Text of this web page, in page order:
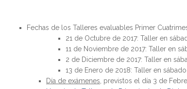
Fechas de los Talleres evaluables Primer
21 de Octubre de 2017: Taller en
11 de Noviembre de 2017: Taller en
2 de Diciembre de 2017: Taller en
13 de Enero de 2018: Taller en sábado
Día de exámenes , previstos el día 3 de